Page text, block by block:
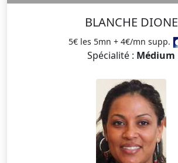
BLANCHE DIONE
5€ les 5mn + 4€/mn supp.
Spécialité : Médium